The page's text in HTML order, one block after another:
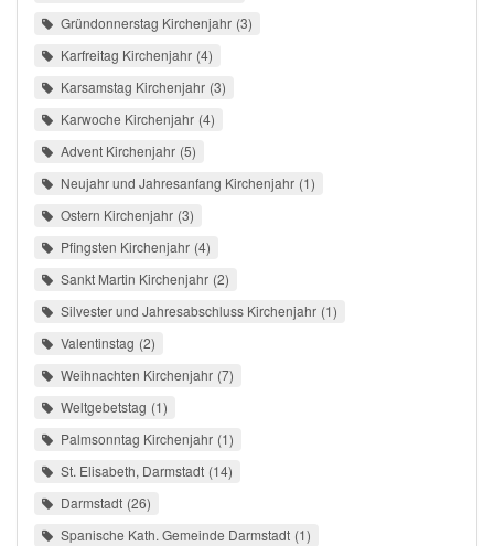
Gründonnerstag Kirchenjahr 3
Karfreitag Kirchenjahr 4
Karsamstag Kirchenjahr 3
Karwoche Kirchenjahr 4
Advent Kirchenjahr 5
Neujahr und Jahresanfang Kirchenjahr 1
Ostern Kirchenjahr 3
Pfingsten Kirchenjahr 4
Sankt Martin Kirchenjahr 2
Silvester und Jahresabschluss Kirchenjahr 1
Valentinstag 2
Weihnachten Kirchenjahr 7
Weltgebetstag 1
Palmsonntag Kirchenjahr 1
St. Elisabeth, Darmstadt 14
Darmstadt 26
Spanische Kath. Gemeinde Darmstadt 1